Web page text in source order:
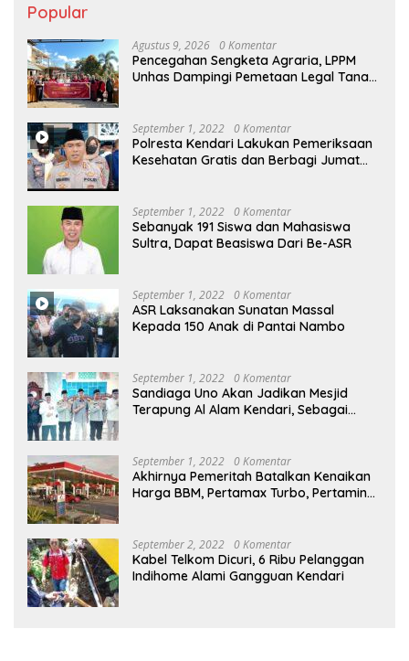
Popular
Agustus 9, 2026 0 Komentar
Pencegahan Sengketa Agraria, LPPM
Unhas Dampingi Pemetaan Legal Tanah
September 1, 2022 0 Komentar
Polresta Kendari Lakukan Pemeriksaan
Kesehatan Gratis dan Berbagi Jumat
September 1, 2022 0 Komentar
Sebanyak 191 Siswa dan Mahasiswa
Sultra, Dapat Beasiswa Dari Be-ASR
September 1, 2022 0 Komentar
ASR Laksanakan Sunatan Massal
Kepada 150 Anak di Pantai Nambo
September 1, 2022 0 Komentar
Sandiaga Uno Akan Jadikan Mesjid
Terapung Al Alam Kendari, Sebagai
September 1, 2022 0 Komentar
Akhirnya Pemeritah Batalkan Kenaikan
Harga BBM, Pertamax Turbo, Pertamina
September 2, 2022 0 Komentar
Kabel Telkom Dicuri, 6 Ribu Pelanggan
Indihome Alami Gangguan Kendari